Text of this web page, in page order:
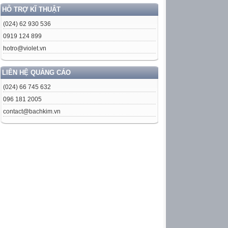
HỖ TRỢ KĨ THUẬT
(024) 62 930 536
0919 124 899
hotro@violet.vn
LIÊN HỆ QUẢNG CÁO
(024) 66 745 632
096 181 2005
contact@bachkim.vn